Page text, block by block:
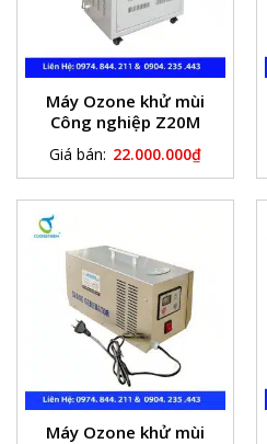
Máy Ozone khử mùi
Công nghiệp Z20M
Giá bán: 22.000.000₫
Máy Ozone khử mùi